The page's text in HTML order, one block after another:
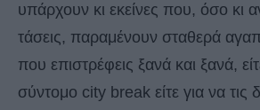
υπάρχουν κι εκείνες που, όσο κι
τάσεις, παραμένουν σταθερά
που επιστρέφεις ξανά και ξανά,
σύντομο city break είτε για να τις